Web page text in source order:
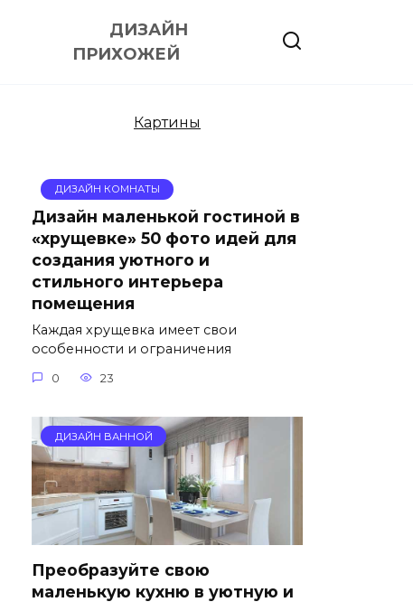
ДИЗАЙН
ПРИХОЖЕЙ
Картины
ДИЗАЙН КОМНАТЫ
Дизайн маленькой гостиной в
«хрущевке» 50 фото идей для
создания уютного и
стильного интерьера
помещения
Каждая хрущевка имеет свои
особенности и ограничения
0 23
ДИЗАЙН ВАННОЙ
Преобразуйте свою
маленькую кухню в уютную и